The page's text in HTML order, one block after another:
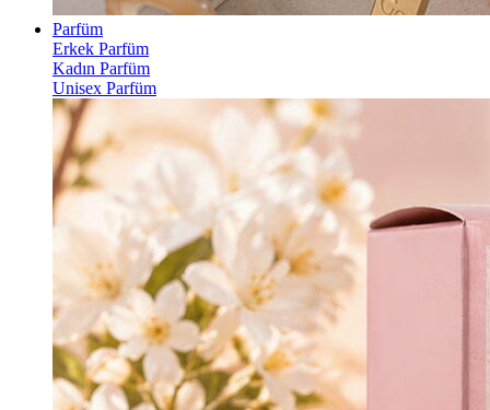
Parfüm
Erkek Parfüm
Kadın Parfüm
Unisex Parfüm